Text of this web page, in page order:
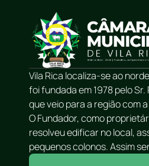
Vila Rica localiza-se ao
foi fundada em 1978 pelo
que veio para a região com
O Fundador, como
resolveu edificar no local,
pequenos colonos. Assim